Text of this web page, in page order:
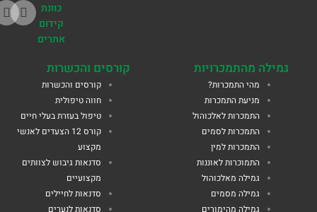
כוונת
קידום
אתרים
גמילה מהתמכרויות
מהי התמכרות?
מניעת התמכרות
התמכרות לאלכוהול
התמכרות לסמים
התמכרות למין
התמוכרות לאוננות
גמילה מאלכוהול
גמילה מסמים
גמילה מהימורים
קורסים והכשרות
קורסים והכשרות
חווה טיפולית
טיפול בעזרת בעלי חיים
קורס 12 הצעדים לאנשי
מקצוע
סדנאות גיבוש לצוותים
מקצועיים
סדנאות לחיילים
סדנאות לנערים